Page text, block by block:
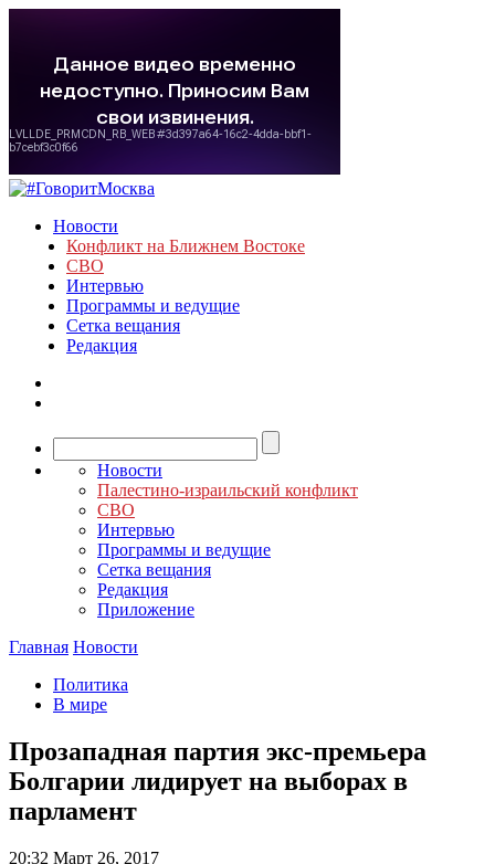
Новости
Конфликт на Ближнем Востоке
СВО
Интервью
Программы и ведущие
Сетка вещания
Редакция
Новости
Палестино-израильский конфликт
СВО
Интервью
Программы и ведущие
Сетка вещания
Редакция
Приложение
Главная Новости
Политика
В мире
Прозападная партия экс-премьера
Болгарии лидирует на выборах в
парламент
20:32 Март 26, 2017